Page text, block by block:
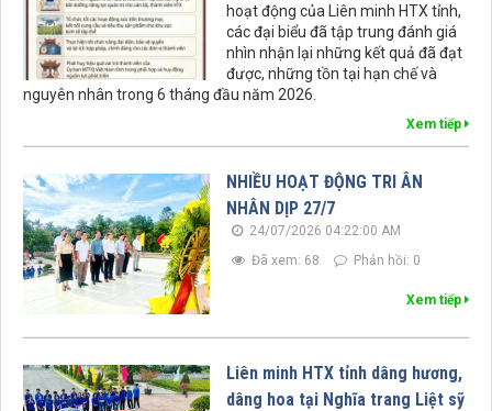
hoạt động của Liên minh HTX tỉnh,
các đại biểu đã tập trung đánh giá
nhìn nhận lại những kết quả đã đạt
được, những tồn tại hạn chế và
nguyên nhân trong 6 tháng đầu năm 2026.
Xem tiếp
NHIỀU HOẠT ĐỘNG TRI ÂN
NHÂN DỊP 27/7
24/07/2026 04:22:00 AM
Đã xem: 68
Phản hồi: 0
Xem tiếp
Liên minh HTX tỉnh dâng hương,
dâng hoa tại Nghĩa trang Liệt sỹ